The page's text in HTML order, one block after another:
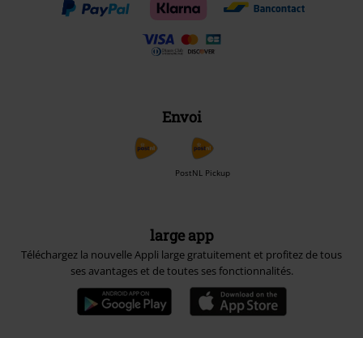
Envoi
PostNL Pickup
large app
Téléchargez la nouvelle Appli large gratuitement et profitez de tous
ses avantages et de toutes ses fonctionnalités.